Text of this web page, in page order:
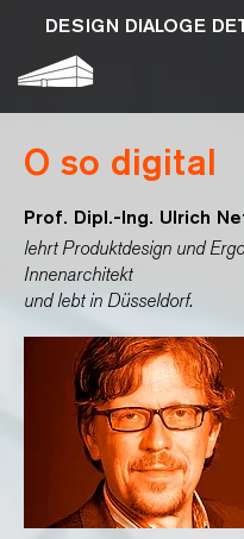
DESIGN DIALOGE
O so digital
Prof. Dipl.-Ing. Ulrich
lehrt Produktdesign und
Innenarchitekt
undlebt in Düsseldorf.